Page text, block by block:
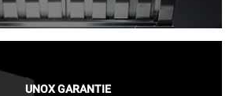
UNOX GARANTIE